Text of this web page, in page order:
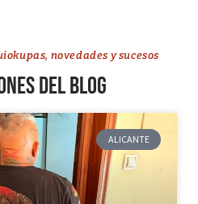
novedades y sucesos
del blog
ALICANTE